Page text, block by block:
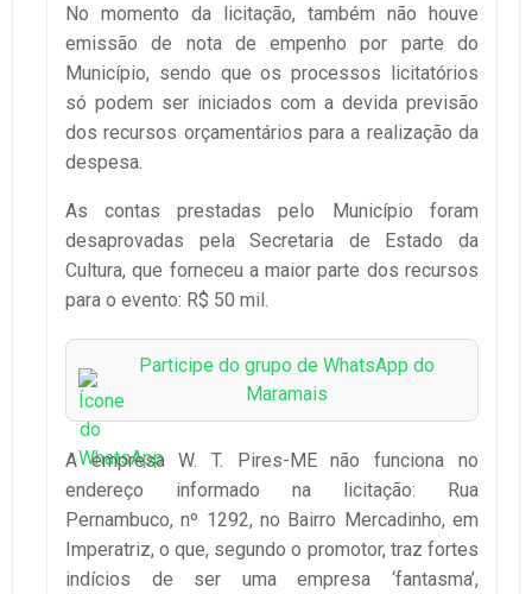
No momento da licitação, também não houve
emissão de nota de empenho por parte do
Município, sendo que os processos licitatórios
só podem ser iniciados com a devida previsão
dos recursos orçamentários para a realização da
despesa.
As contas prestadas pelo Município foram
desaprovadas pela Secretaria de Estado da
Cultura, que forneceu a maior parte dos recursos
para o evento: R$ 50 mil.
Participe do grupo de WhatsApp do
Maramais
A empresa W. T. Pires-ME não funciona no
endereço informado na licitação: Rua
Pernambuco, nº 1292, no Bairro Mercadinho, em
Imperatriz, o que, segundo o promotor, traz fortes
indícios de ser uma empresa ‘fantasma’,